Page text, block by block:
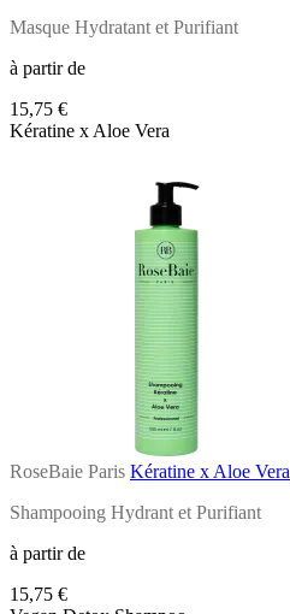
Masque Hydratant et Purifiant
à partir de
15,75 €
Kératine x Aloe Vera
RoseBaie Paris Kératine x Aloe Vera
Shampooing Hydrant et Purifiant
à partir de
15,75 €